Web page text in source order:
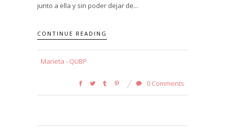
junto a ella y sin poder dejar de...
CONTINUE READING
Marieta - QUBP
0 Comments